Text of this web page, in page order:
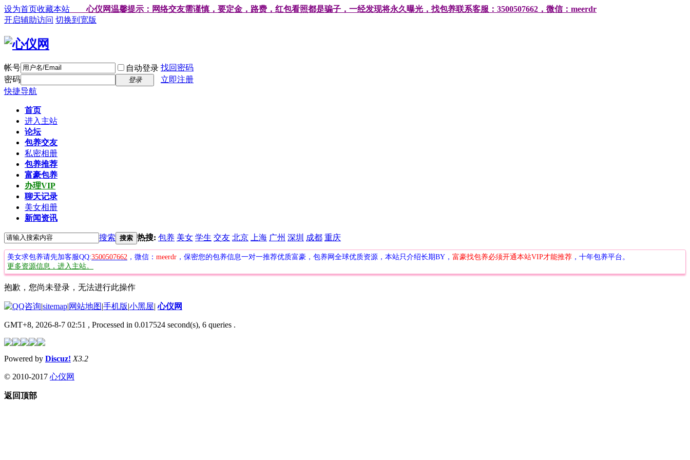
设为首页收藏本站 心仪网温馨提示：网络交友需谨慎，要定金，路费，红包看照都是骗子，一经发现将永久曝光，找包养联系客服：3500507662，微信：meerdr
开启辅助访问 切换到宽版
帐号 自动登录 找回密码
密码
登录
立即注册
快捷导航
首页
进入主站
论坛
包养交友
私密相册
包养推荐
富豪包养
办理VIP
聊天记录
美女相册
新闻资讯
搜索 搜索 热搜: 包养 美女 学生 交友 北京 上海 广州 深圳 成都 重庆
美女求包养请先加客服QQ:3500507662 ，微信： meerdr ，保密您的包养信息一对一推荐优质富豪，包养网全球优质资源，本站只介绍长期BY， 富豪找包养必须开通本站VIP才能推荐 ，十年包养平台。
更多资源信息，进入主站。
抱歉，您尚未登录，无法进行此操作
|sitemap|网站地图|手机版|小黑屋| 心仪网
GMT+8, 2026-8-7 02:51 , Processed in 0.017524 second(s), 6 queries .
Powered by Discuz! X3.2
© 2010-2017 心仪网
返回顶部